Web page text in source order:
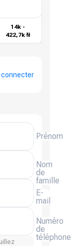
14k -
422,7k ₦
connecter
Prénom
Nom
de
famille
E-
mail
Numéro
de
téléphone